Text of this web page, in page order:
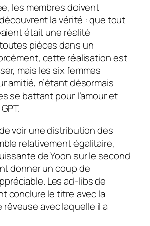
les membres doivent
découvrent la vérité : que tout
était une réalité
pièces dans un
cette réalisation est
mais les six femmes
amitié, n’étant désormais
se battant pour l’amour et
voir une distribution des
relativement égalitaire,
de Yoon sur le second
donner un coup de
Les ad-libs de
conclure le titre avec la
avec laquelle il a